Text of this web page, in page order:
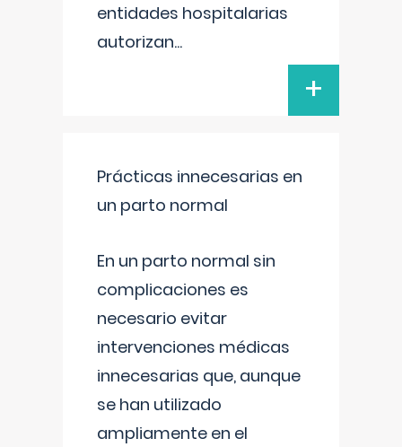
entidades hospitalarias
autorizan...
+
Prácticas innecesarias en
un parto normal
En un parto normal sin
complicaciones es
necesario evitar
intervenciones médicas
innecesarias que, aunque
se han utilizado
ampliamente en el